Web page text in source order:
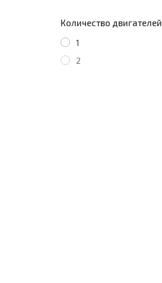
Количество двигателей
1
2